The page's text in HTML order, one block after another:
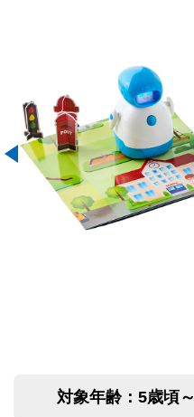
対象年齢：5歳頃～